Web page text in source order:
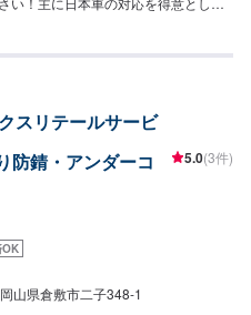
(軽自動車)や自社レンタカーもござい
スリテールサービ
防錆・アンダーコ
5.0(3件)
OK
岡山県倉敷市二子348-1